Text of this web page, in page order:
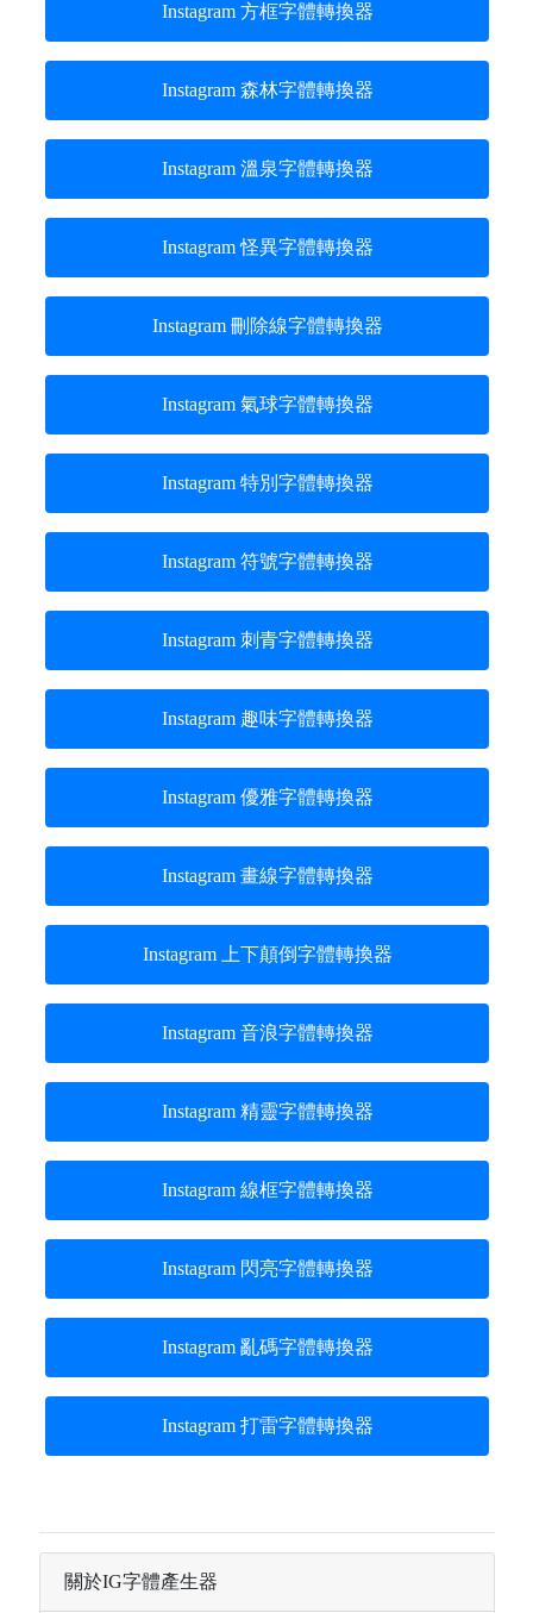
Instagram 方框字體轉換器
Instagram 森林字體轉換器
Instagram 溫泉字體轉換器
Instagram 怪異字體轉換器
Instagram 刪除線字體轉換器
Instagram 氣球字體轉換器
Instagram 特別字體轉換器
Instagram 符號字體轉換器
Instagram 刺青字體轉換器
Instagram 趣味字體轉換器
Instagram 優雅字體轉換器
Instagram 畫線字體轉換器
Instagram 上下顛倒字體轉換器
Instagram 音浪字體轉換器
Instagram 精靈字體轉換器
Instagram 線框字體轉換器
Instagram 閃亮字體轉換器
Instagram 亂碼字體轉換器
Instagram 打雷字體轉換器
關於IG字體產生器